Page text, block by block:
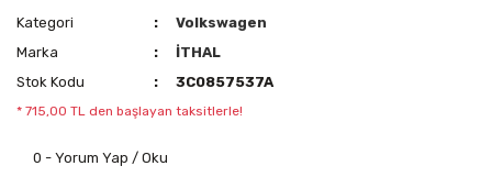
Kategori
Volkswagen
Marka
İTHAL
Stok Kodu
3C0857537A
* 715,00 TL den başlayan taksitlerle!
0 - Yorum Yap / Oku